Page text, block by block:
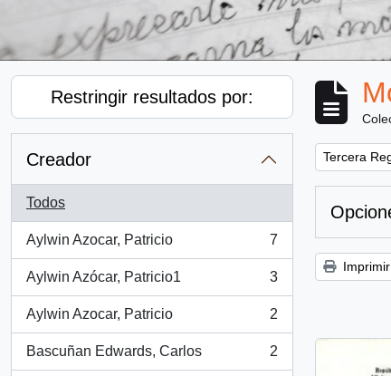
Restringir resultados por:
Creador
Todos
Aylwin Azocar, Patricio
, 7 resultados
7
Aylwin Azócar, Patricio1
, 3 resultados
3
Aylwin Azocar, Patricio
, 2 resultados
2
Bascuñan Edwards, Carlos
, 2 resultados
2
Remove
Tercera